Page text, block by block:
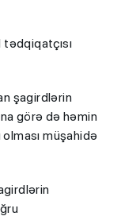
tədqiqatçısı
şagirdlərin
görə də həmin
müşahidə